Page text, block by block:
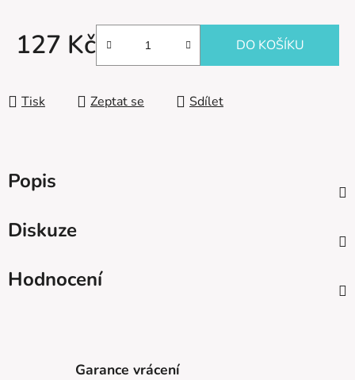
127 Kč DO KOŠÍKU
Tisk Zeptat se Sdílet
Popis
Diskuze
Hodnocení
Garance vrácení